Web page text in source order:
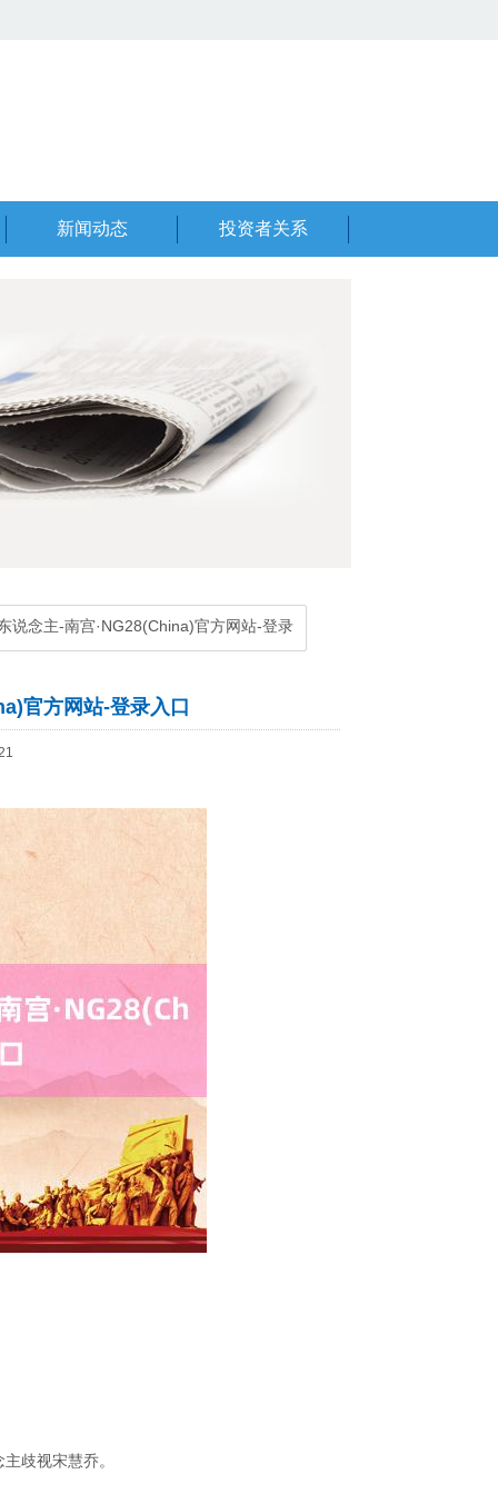
新闻动态 投资者关系
说念主-南宫·NG28(China)官方网站-登录
官方网站-登录入口
歧视宋慧乔。